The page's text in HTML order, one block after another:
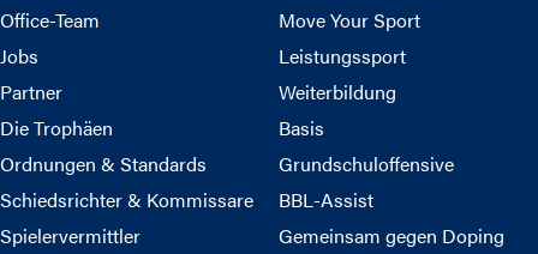
Office-Team
Jobs
Partner
Die Trophäen
Ordnungen & Standards
Schiedsrichter & Kommissare
Spielervermittler
Move Your Sport
Leistungssport
Weiterbildung
Basis
Grundschuloffensive
BBL-Assist
Gemeinsam gegen Doping